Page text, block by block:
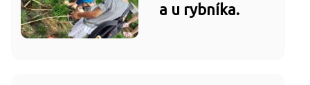
a u rybníka.